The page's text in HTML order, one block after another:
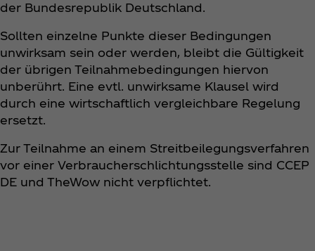
der Bundesrepublik Deutschland.
Sollten einzelne Punkte dieser Bedingungen
unwirksam sein oder werden, bleibt die Gültigkeit
der übrigen Teilnahmebedingungen hiervon
unberührt. Eine evtl. unwirksame Klausel wird
durch eine wirtschaftlich vergleichbare Regelung
ersetzt.
Zur Teilnahme an einem Streitbeilegungsverfahren
vor einer Verbraucherschlichtungsstelle sind CCEP
DE und TheWow nicht verpflichtet.